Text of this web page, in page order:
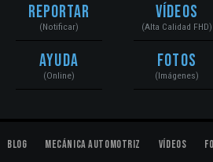
Reportar
(Notificar)
Ayuda
(Online)
Vídeos
(Alta Calidad FHD)
Fotos
(Imágenes)
Blog Mecánica Automotriz Vídeos